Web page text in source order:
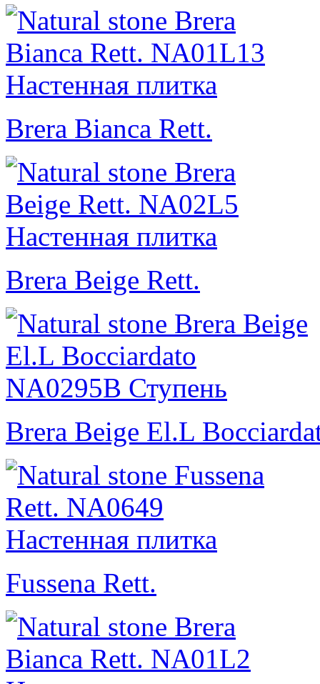
Brera Bianca Rett.
Brera Beige Rett.
Brera Beige El.L
Fussena Rett.